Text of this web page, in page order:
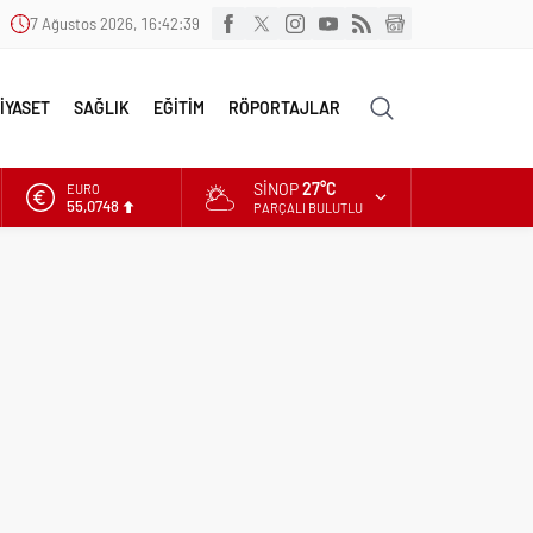
7 Ağustos 2026, 16:42:40
SAĞLIK EĞİTİM RÖPORTAJLAR
EURO
55,0748
SINOP27°C
PARÇALI BULUTLU